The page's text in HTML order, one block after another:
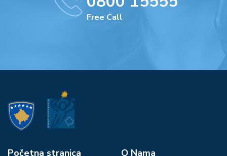
Free Call
Početna stranica О Nama